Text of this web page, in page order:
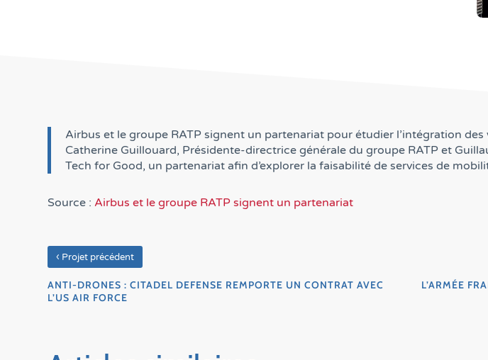
Airbus et le groupe RATP signent un partenariat pour étudier l’intégration
Catherine Guillouard, Présidente-directrice générale du groupe RATP et
Tech for Good, un partenariat afin d’explorer la faisabilité de services de
Source :Airbus et le groupe RATP signent un partenariat
‹ Projet précédent
ANTI-DRONES : CITADEL DEFENSE REMPORTE UN CONTRAT AVEC
L’US AIR FORCE
L’ARMÉE